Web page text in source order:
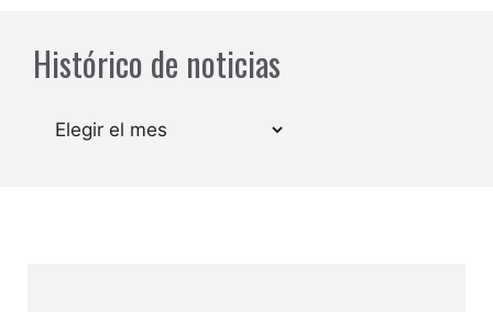
Histórico de noticias
Archivos